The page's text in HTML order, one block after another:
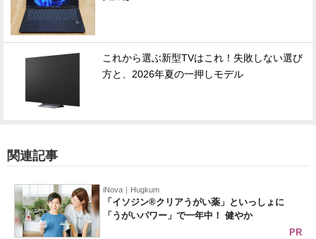
これから選ぶ新型TVはこれ！失敗しない選び
方と、2026年夏の一押しモデル
関連記事
iNova｜Hugkum
「イソジン®クリアうがい薬」といっしょに
「うがいパワー」で一年中！ 健やか
PR